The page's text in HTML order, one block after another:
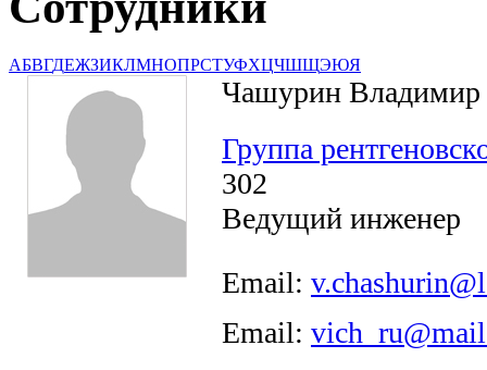
АБВГДЕЖЗИКЛМНОПРСТУФХЦЧШЩЭЮЯ
Чашурин Владимир
Группа
302
Ведущий инженер
Email:
Email: